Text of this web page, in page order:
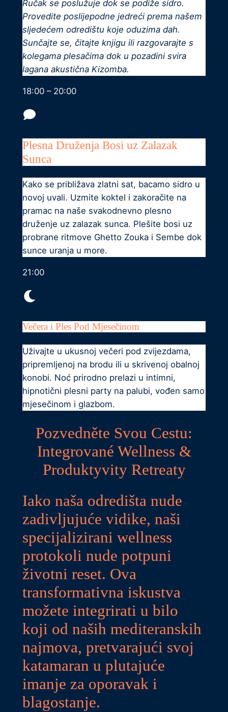
Ručak se poslužuje dok se podiže sidro.
Provedite poslijepodne jedreći prema našem
sljedećem odredištu koje oduzima dah.
Sunčajte se, čitajte knjigu ili razgovarajte s
kolegama plesačima dok u pozadini svira
lagana akustična Kizomba.
18:00 – 20:00
Plesna Druženja Bosi uz Zalazak
Sunca
Kako se približava zlatni sat, bacamo sidro u
novoj uvali. Uzmite koktel i zakoračite na
pramac na naše svakodnevno plesno
druženje uz zalazak sunca. Plešite bosi uz
probrane ritmove Ghetto Zouka i Sembe dok
sunce uranja u more.
21:00
Večera i Ples Pod Mjesečinom
Uživajte u ukusnoj večeri pod zvijezdama,
pripremljenoj na brodu ili u skrivenoj obalnoj
konobi. Noć prirodno prelazi u intimni,
hipnotični plesni party na palubi, vođen samo
mjesečinom i glazbom.
Pozvedněte Svou Cestu:
Integrované Wellness &
Produktyvity Retreaty
Iako naša odredišta nude
zadivljujuće vidike, naši
specijalizirani wellness
protokoli nude potpuni
životni reset. Ova
transformativna iskustva
možete integrirati u bilo
koji od naših mediteranskih
najmova, pretvarajući svoj
katamaran u plutajuće
imanje za oporavak i
blagostanje.